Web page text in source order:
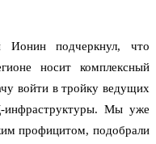
Ионин подчеркнул, что
носит комплексный
войти в тройку ведущих
инфраструктуры. Мы уже
профицитом, подобрали